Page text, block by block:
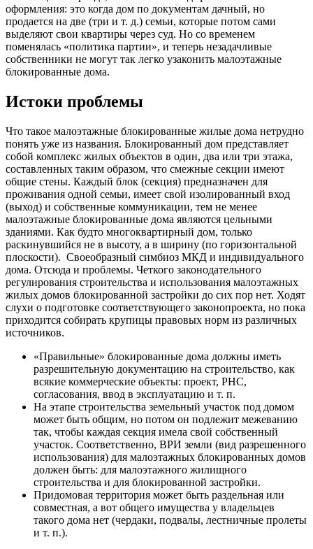
оформления: это когда дом по документам дачный, но
продается на две (три и т. д.) семьи, которые потом сами
выделяют свои квартиры через суд. Но со временем
поменялась «политика партии», и теперь незадачливые
собственники не могут так легко узаконить малоэтажные
блокированные дома.
Истоки проблемы
Что такое малоэтажные блокированные жилые дома нетрудно
понять уже из названия. Блокированный дом представляет
собой комплекс жилых объектов в один, два или три этажа,
составленных таким образом, что смежные секции имеют
общие стены. Каждый блок (секция) предназначен для
проживания одной семьи, имеет свой изолированный вход
(выход) и собственные коммуникации, тем не менее
малоэтажные блокированные дома являются цельными
зданиями. Как будто многоквартирный дом, только
раскинувшийся не в высоту, а в ширину (по горизонтальной
плоскости). Своеобразный симбиоз МКД и индивидуального
дома. Отсюда и проблемы. Четкого законодательного
регулирования строительства и использования малоэтажных
жилых домов блокированной застройки до сих пор нет. Ходят
слухи о подготовке соответствующего законопроекта, но пока
приходится собирать крупицы правовых норм из различных
источников.
«Правильные» блокированные дома должны иметь
разрешительную документацию на строительство, как
всякие коммерческие объекты: проект, РНС,
согласования, ввод в эксплуатацию и т. п.
На этапе строительства земельный участок под домом
может быть общим, но потом он подлежит межеванию
так, чтобы каждая секция имела свой собственный
участок. Соответственно, ВРИ земли (вид разрешенного
использования) для малоэтажных блокированных домов
должен быть: для малоэтажного жилищного
строительства и для блокированной застройки.
Придомовая территория может быть раздельная или
совместная, а вот общего имущества у владельцев
такого дома нет (чердаки, подвалы, лестничные пролеты
и т. п.).